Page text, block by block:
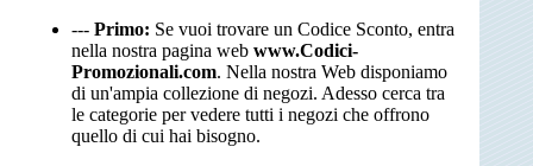
--- Primo: Se vuoi trovare un Codice Sconto, entra
nella nostra pagina web www.Codici-
Promozionali.com. Nella nostra Web disponiamo
di un'ampia collezione di negozi. Adesso cerca tra
le categorie per vedere tutti i negozi che offrono
quello di cui hai bisogno.